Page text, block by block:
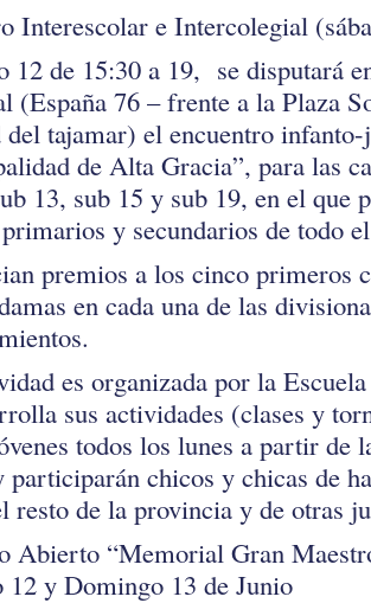
Interescolar e Intercolegial
12 de 15:30 a 19, se disputará
(España 76 – frente a la Plaza
tajamar) el encuentro
de Alta Gracia”, para las
13, sub 15 y sub 19, en el que
y secundarios de todo
premios a los cinco primeros
en cada una de las
es organizada por la
sus actividades (clases y
todos los lunes a partir de
chicos y chicas de
resto de la provincia y de otras
Abierto “Memorial Gran
12 y Domingo 13 de Junio